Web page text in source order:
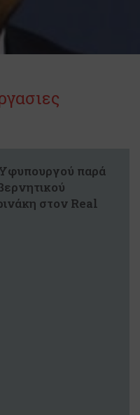
παρά
στον Real